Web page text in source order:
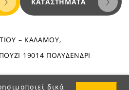
δικά
– ΚΑΛΑΜΟΥ,
19014 ΠΟΛΥΔΕΝΔΡΙ